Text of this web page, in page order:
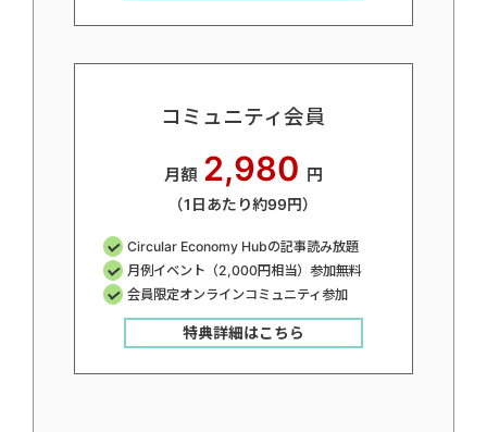
コミュニティ会員
月額 2,980 円
（1日あたり約99円）
Circular Economy Hubの記事読み放題
月例イベント（2,000円相当）参加無料
会員限定オンラインコミュニティ参加
特典詳細はこちら